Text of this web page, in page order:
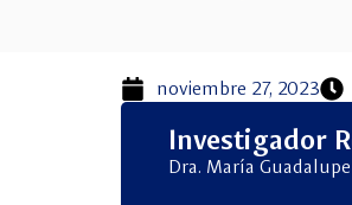
noviembre 27, 2023
Investigador
Dra. María